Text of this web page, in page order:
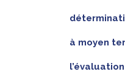
à moyen